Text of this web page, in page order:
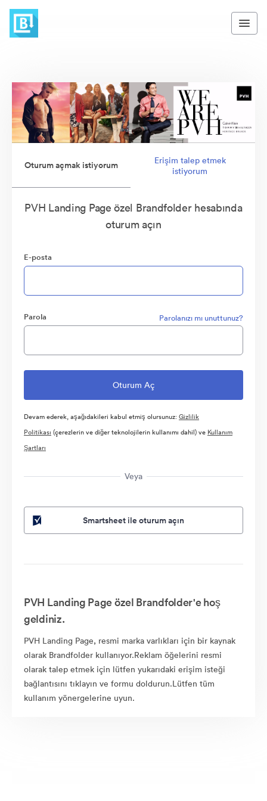
Oturum açmak istiyorum
Erişim talep etmek
istiyorum
PVH Landing Page özel Brandfolder hesabında
oturum açın
E-posta
Parola Parolanızı mı unuttunuz?
Devam ederek, aşağıdakileri kabul etmiş olursunuz:Gizlilik
Politikası (çerezlerin ve diğer teknolojilerin kullanımı dahil) ve Kullanım
Şartları
Veya
Smartsheet ile oturum açın
PVH Landing Page özel Brandfolder'e hoş
geldiniz.
PVH Landing Page, resmi marka varlıkları için bir kaynak
olarak Brandfolder kullanıyor.Reklam öğelerini resmi
olarak talep etmek için lütfen yukarıdaki erişim isteği
bağlantısını tıklayın ve formu doldurun.Lütfen tüm
kullanım yönergelerine uyun.